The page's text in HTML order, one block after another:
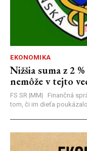
EKONOMIKA
Nižšia suma z 2
nemôže v tejto
FS SR |MM| Finančná
tom, či im dieťa